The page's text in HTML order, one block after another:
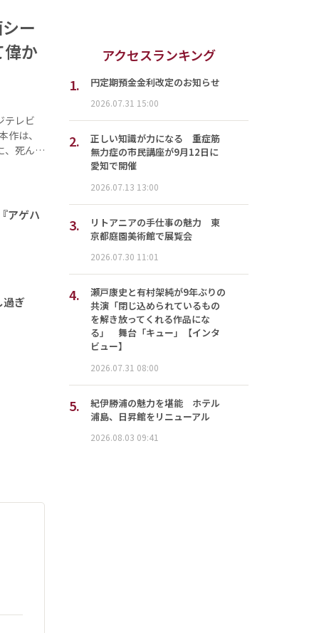
ー
か
テレビ
は、
、死ん…
アゲハ
ぎ
アクセスランキング
1.
円定期預金金利改定のお知らせ
2026.07.31 15:00
2.
正しい知識が力になる 重症筋
無力症の市民講座が9月12日に
愛知で開催
2026.07.13 13:00
3.
リトアニアの手仕事の魅力 東
京都庭園美術館で展覧会
2026.07.30 11:01
4.
瀬戸康史と有村架純が9年ぶりの
共演「閉じ込められているもの
を解き放ってくれる作品にな
る」 舞台「キュー」【インタ
ビュー】
2026.07.31 08:00
5.
紀伊勝浦の魅力を堪能 ホテル
浦島、日昇館をリニューアル
2026.08.03 09:41